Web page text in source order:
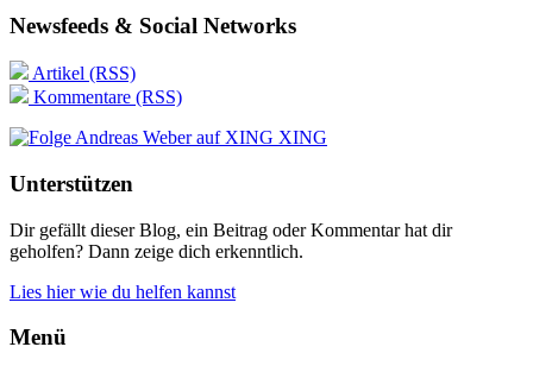
Newsfeeds & Social Networks
Artikel (RSS)
Kommentare (RSS)
XING
Unterstützen
Dir gefällt dieser Blog, ein Beitrag oder Kommentar hat dir
geholfen? Dann zeige dich erkenntlich.
Lies hier wie du helfen kannst
Menü